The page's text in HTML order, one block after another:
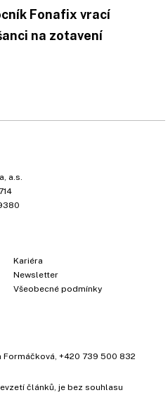
Fonafix vrací
na zotavení
a.s.
Kariéra
Newsletter
Všeobecné podmínky
Formáčková +420 739 500 832
článků, je bez souhlasu